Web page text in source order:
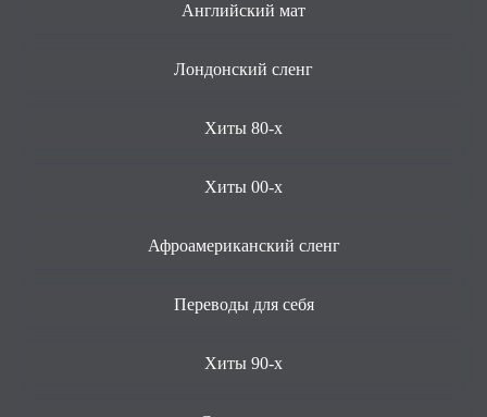
Английский мат
Лондонский сленг
Хиты 80-х
Хиты 00-х
Афроамериканский сленг
Переводы для себя
Хиты 90-х